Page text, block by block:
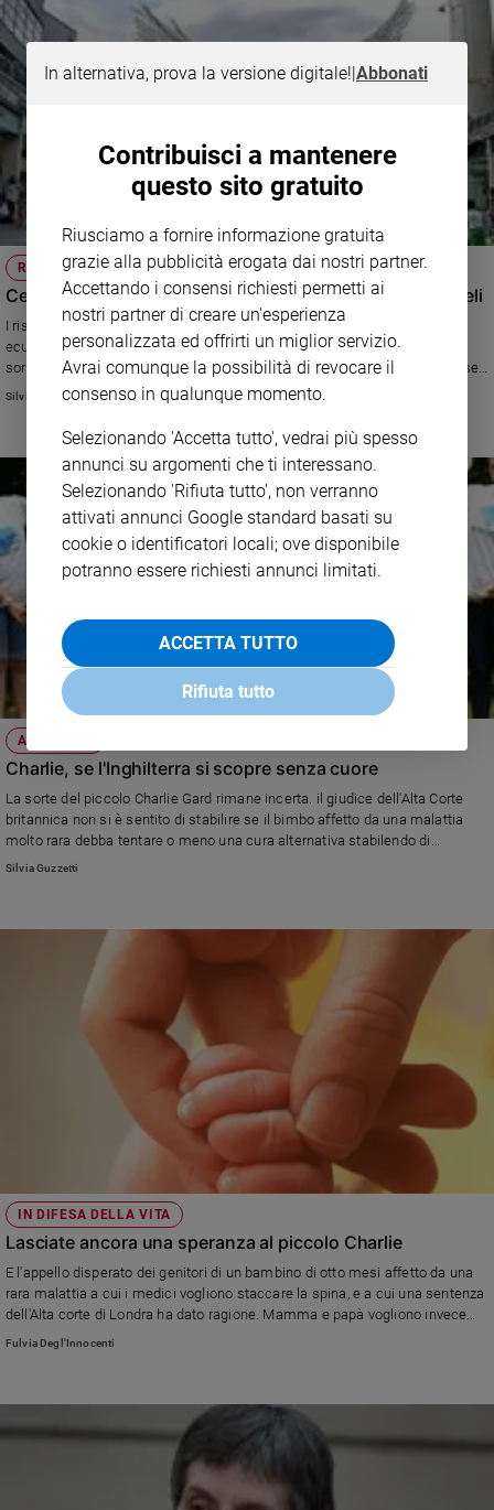
RELIGIONE
Celestiale Inghilterra, una persona su tre crede agli angeli
I risultati di uno studio condotto dalla “Bible society”, l’ associazione
ecumenica impegnata nella diffusione della Sacra Scrittura. I dati
sorprendono a fronte della diffusa secolarizzazione e a fronte delle diverse
sottolineature in campo cristiano (i cattolici credono nella loro esistenza, i
Silvia Guzzetti
ATTUALITÀ
Charlie, se l'Inghilterra si scopre senza cuore
La sorte del piccolo Charlie Gard rimane incerta. il giudice dell'Alta Corte
britannica non si è sentito di stabilire se il bimbo affetto da una malattia
molto rara debba tentare o meno una cura alternativa stabilendo di
aggiornare i lavori. La distanza tra i genitori del bimbo, i medici e norme di
Silvia Guzzetti
IN DIFESA DELLA VITA
Lasciate ancora una speranza al piccolo Charlie
E l'appello disperato dei genitori di un bambino di otto mesi affetto da una
rara malattia a cui i medici vogliono staccare la spina, e a cui una sentenza
dell'Alta corte di Londra ha dato ragione. Mamma e papà vogliono invece
portarlo negli Stati Uniti per tentare un'ultima cura sperimentale e hanno
Fulvia Degl'Innocenti
In alternativa, prova la versione digitale!|Abbonati
Contribuisci a mantenere
questo sito gratuito
Riusciamo a fornire informazione gratuita
grazie alla pubblicità erogata dai nostri partner.
Accettando i consensi richiesti permetti ai
nostri partner di creare un'esperienza
personalizzata ed offrirti un miglior servizio.
Avrai comunque la possibilità di revocare il
consenso in qualunque momento.
Selezionando 'Accetta tutto', vedrai più spesso
annunci su argomenti che ti interessano.
Selezionando 'Rifiuta tutto', non verranno
attivati annunci Google standard basati su
cookie o identificatori locali; ove disponibile
potranno essere richiesti annunci limitati.
ACCETTA TUTTO
Rifiuta tutto